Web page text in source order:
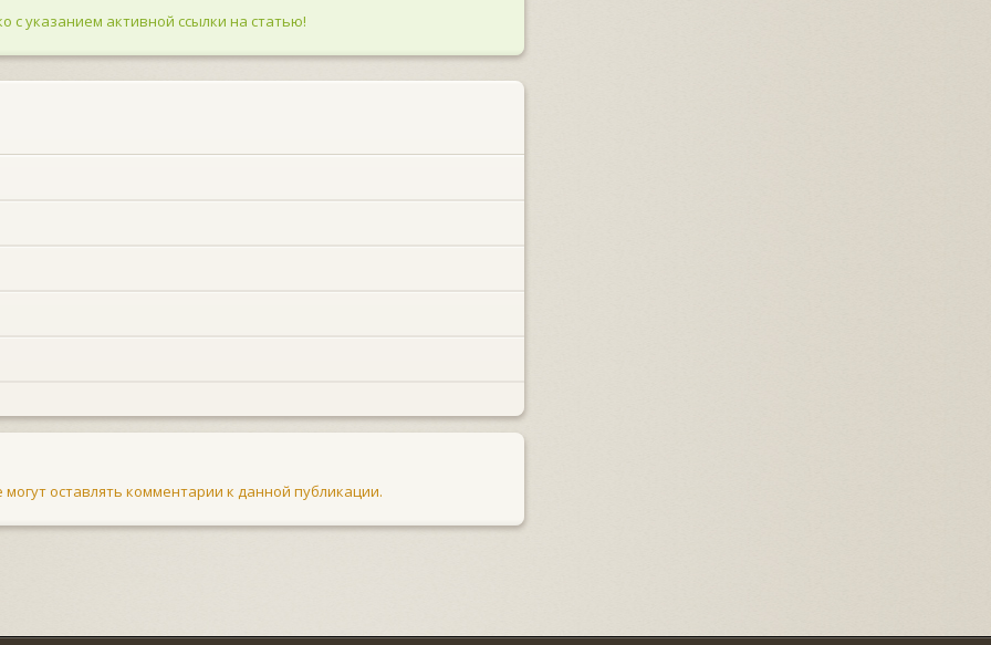
с указанием активной ссылки на статью!
могут оставлять комментарии к данной публикации.